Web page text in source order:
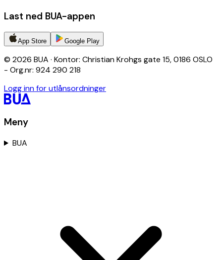
Last ned BUA-appen
App Store Google Play
© 2026 BUA · Kontor: Christian Krohgs gate 15, 0186 OSLO
- Org.nr: 924 290 218
Logg inn for utlånsordninger
Meny
BUA